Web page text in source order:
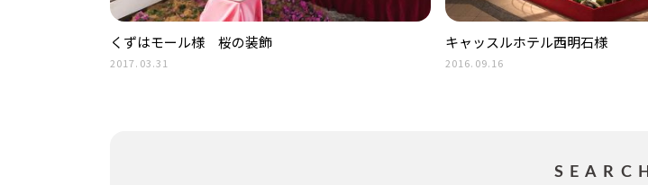
くずはモール様 桜の装飾
2017.03.31
キャッスルホテル西明石様
2016.09.16